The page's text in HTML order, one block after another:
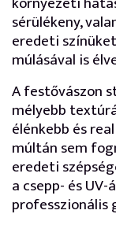
sérülékeny,
eredeti
múlásával is
A festővászon
mélyebb
élénkebb és
múltán sem
eredeti
a csepp- és
professzionális